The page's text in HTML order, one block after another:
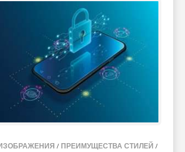
/ ПРЕИМУЩЕСТВА СТИЛЕЙ /